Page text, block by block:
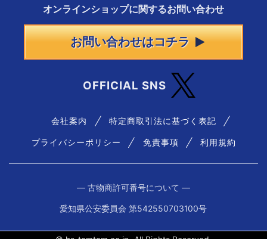
オンラインショップに関するお問い合わせ
お問い合わせはコチラ
OFFICIAL SNS
会社案内 特定商取引法に基づく表記
プライバシーポリシー 免責事項 利用規約
― 古物商許可番号について ―
愛知県公安委員会 第542550703100号